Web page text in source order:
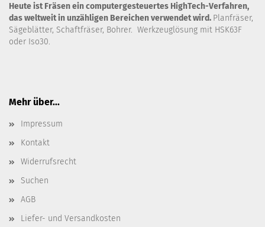
Heute ist Fräsen ein computergesteuertes HighTech-Verfahren,
das weltweit in unzähligen Bereichen verwendet wird. Planfräser,
Sägeblätter, Schaftfräser, Bohrer. Werkzeuglösung mit HSK63F
oder Iso30.
Mehr über...
Impressum
Kontakt
Widerrufsrecht
Suchen
AGB
Liefer- und Versandkosten